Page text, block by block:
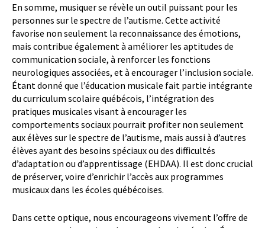
En somme, musiquer se révèle un outil puissant pour les
personnes sur le spectre de l’autisme. Cette activité
favorise non seulement la reconnaissance des émotions,
mais contribue également à améliorer les aptitudes de
communication sociale, à renforcer les fonctions
neurologiques associées, et à encourager l’inclusion sociale.
Étant donné que l’éducation musicale fait partie intégrante
du curriculum scolaire québécois, l’intégration des
pratiques musicales visant à encourager les
comportements sociaux pourrait profiter non seulement
aux élèves sur le spectre de l’autisme, mais aussi à d’autres
élèves ayant des besoins spéciaux ou des difficultés
d’adaptation ou d’apprentissage (EHDAA). Il est donc crucial
de préserver, voire d’enrichir l’accès aux programmes
musicaux dans les écoles québécoises.
Dans cette optique, nous encourageons vivement l’offre de